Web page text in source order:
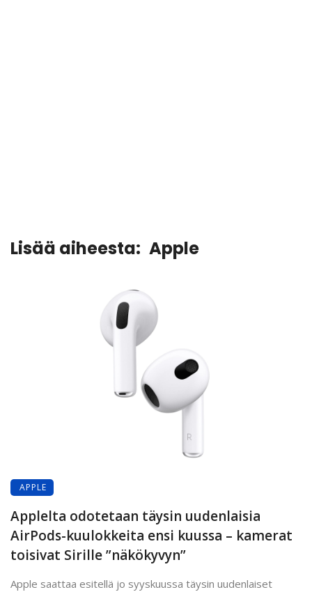
Lisää aiheesta: Apple
APPLE
Applelta odotetaan täysin uudenlaisia
AirPods-kuulokkeita ensi kuussa – kamerat
toisivat Sirille ”näkökyvyn”
Apple saattaa esitellä jo syyskuussa täysin uudenlaiset